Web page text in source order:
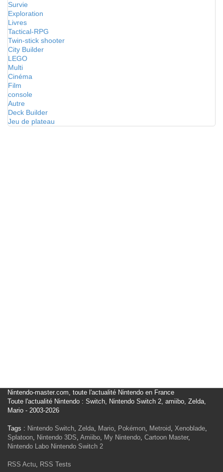
Survie
Exploration
Livres
Tactical-RPG
Twin-stick shooter
City Builder
LEGO
Multi
Cinéma
Film
console
Autre
Deck Builder
Jeu de plateau
Nintendo-master.com, toute l'actualité Nintendo en France
Toute l'actualité Nintendo : Switch, Nintendo Switch 2, amiibo, Zelda,
Mario - 2003-2026
Tags : Nintendo Switch, Zelda, Mario, Pokémon, Metroid, Xenoblade,
Splatoon, Nintendo 3DS, Amiibo, My Nintendo, Cartoon Master,
Nintendo Labo Nintendo Switch 2
RSS Actu, RSS Tests